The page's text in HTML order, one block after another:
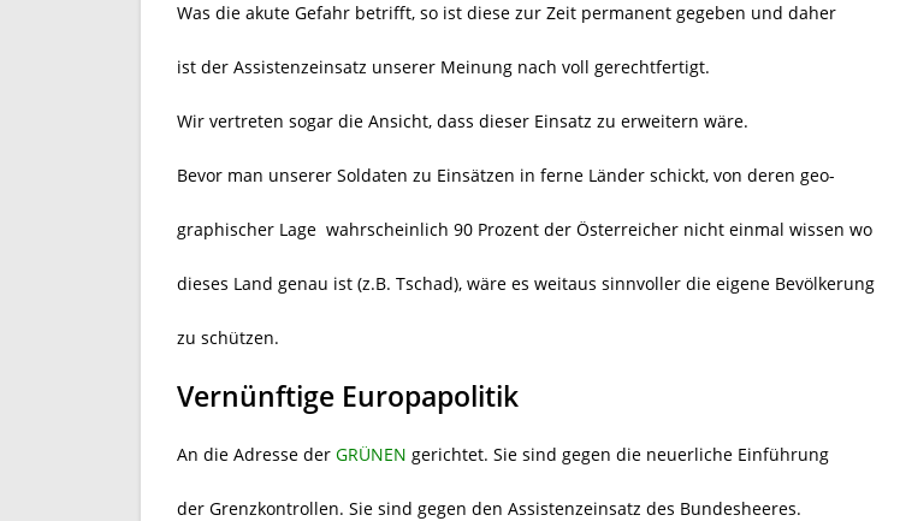
Was die akute Gefahr betrifft, so ist diese zur Zeit permanent gegeben und daher
ist der Assistenzeinsatz unserer Meinung nach voll gerechtfertigt.
Wir vertreten sogar die Ansicht, dass dieser Einsatz zu erweitern wäre.
Bevor man unserer Soldaten zu Einsätzen in ferne Länder schickt, von deren geo-
graphischer Lage wahrscheinlich 90 Prozent der Österreicher nicht einmal wissen wo
dieses Land genau ist (z.B. Tschad), wäre es weitaus sinnvoller die eigene Bevölkerung
zu schützen.
Vernünftige Europapolitik
An die Adresse der GRÜNEN gerichtet. Sie sind gegen die neuerliche Einführung
der Grenzkontrollen. Sie sind gegen den Assistenzeinsatz des Bundesheeres.